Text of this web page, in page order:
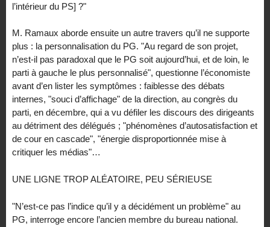
l’intérieur du PS] ?"
M. Ramaux aborde ensuite un autre travers qu’il ne supporte
plus : la personnalisation du PG. "Au regard de son projet,
n’est-il pas paradoxal que le PG soit aujourd’hui, et de loin, le
parti à gauche le plus personnalisé", questionne l’économiste
avant d’en lister les symptômes : faiblesse des débats
internes, "souci d’affichage" de la direction, au congrès du
parti, en décembre, qui a vu défiler les discours des dirigeants
au détriment des délégués ; "phénomènes d’autosatisfaction et
de cour en cascade", "énergie disproportionnée mise à
critiquer les médias"…
UNE LIGNE TROP ALÉATOIRE, PEU SÉRIEUSE
"N’est-ce pas l’indice qu’il y a décidément un problème" au
PG, interroge encore l’ancien membre du bureau national.